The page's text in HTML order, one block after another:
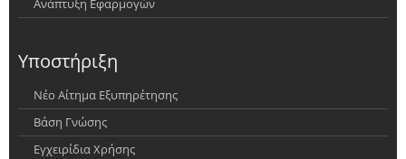
Ανάπτυξη Εφαρμογών
Υποστήριξη
Νέο Αίτημα Εξυπηρέτησης
Βάση Γνώσης
Εγχειρίδια Χρήσης